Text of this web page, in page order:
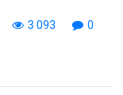
3 093 0